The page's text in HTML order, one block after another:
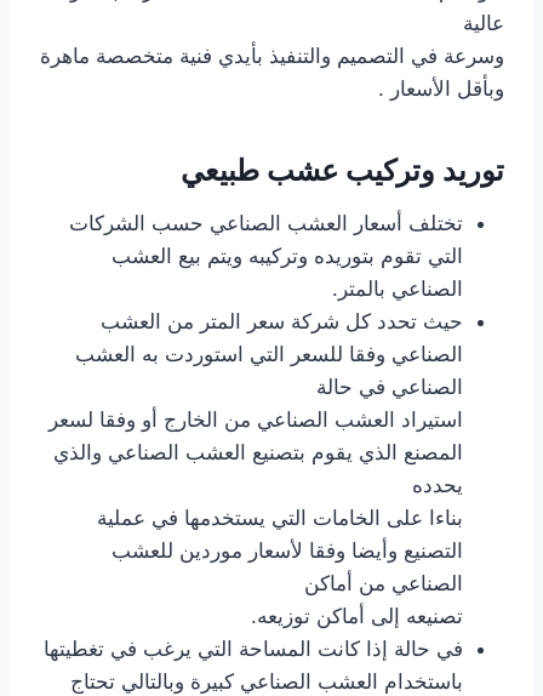
عالية
وسرعة في التصميم والتنفيذ بأيدي فنية متخصصة ماهرة
وبأقل الأسعار .
توريد وتركيب عشب طبيعي
تختلف أسعار العشب الصناعي حسب الشركات
التي تقوم بتوريده وتركيبه ويتم بيع العشب
الصناعي بالمتر.
حيث تحدد كل شركة سعر المتر من العشب
الصناعي وفقا للسعر التي استوردت به العشب
الصناعي في حالة
استيراد العشب الصناعي من الخارج أو وفقا لسعر
المصنع الذي يقوم بتصنيع العشب الصناعي والذي
يحدده
بناءا على الخامات التي يستخدمها في عملية
التصنيع وأيضا وفقا لأسعار موردين للعشب
الصناعي من أماكن
تصنيعه إلى أماكن توزيعه.
في حالة إذا كانت المساحة التي يرغب في تغطيتها
باستخدام العشب الصناعي كبيرة وبالتالي تحتاج